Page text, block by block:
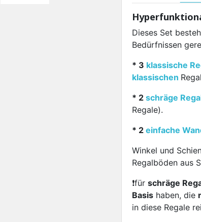
Dieses Set
Bedürfnissen
* 3 klassische
klassischen
* 2 schräge
Regale).
* 2 einfache
Winkel und
Regalböden aus
❗für schräge
Basis haben, die
in diese Regale